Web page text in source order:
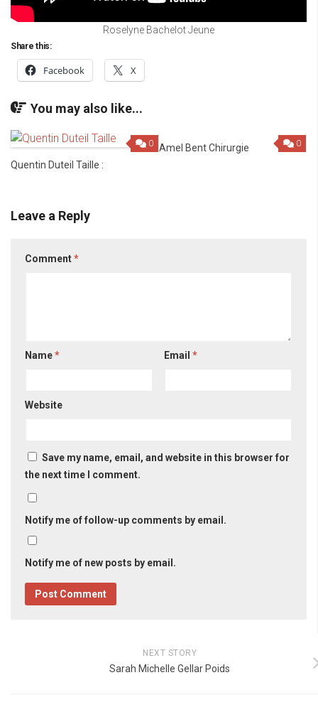
Roselyne Bachelot Jeune
Share this:
Facebook X
You may also like...
0
Quentin Duteil Taille :
0
Amel Bent Chirurgie
Leave a Reply
Comment*
Name* Email*
Website
Save my name, email, and website in this browser for
the next time I comment.
Notify me of follow-up comments by email.
Notify me of new posts by email.
NEXT STORY
Sarah Michelle Gellar Poids